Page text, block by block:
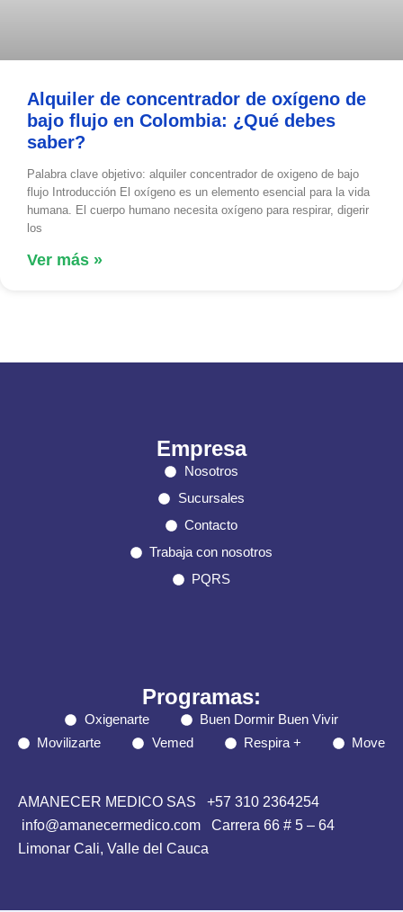
Alquiler de concentrador de oxígeno de
bajo flujo en Colombia: ¿Qué debes
saber?
Palabra clave objetivo: alquiler concentrador de oxigeno de bajo
flujo Introducción El oxígeno es un elemento esencial para la vida
humana. El cuerpo humano necesita oxígeno para respirar, digerir
los
Ver más »
Empresa
Nosotros
Sucursales
Contacto
Trabaja con nosotros
PQRS
Programas:
Oxigenarte
Buen Dormir Buen Vivir
Movilizarte
Vemed Respira + Move
AMANECER MEDICO SAS +57 310 2364254
info@amanecermedico.com Carrera 66 # 5 – 64
Limonar Cali, Valle del Cauca